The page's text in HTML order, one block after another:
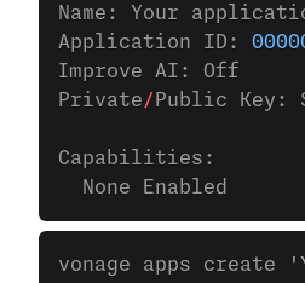
Name: Your
Application ID:
Improve AI: Off
Private/ Public Key:
Capabilities:
  None Enabled
vonage apps create